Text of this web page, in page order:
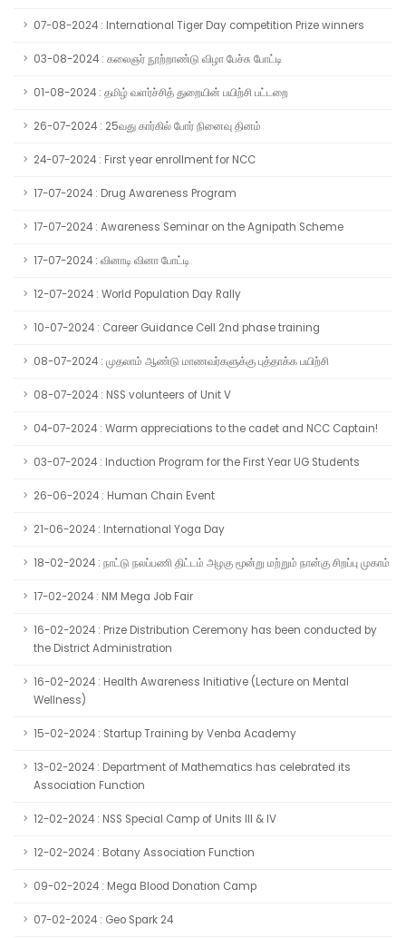
07-08-2024 : International Tiger Day competition Prize winners
03-08-2024 : கலைஞர் நூற்றாண்டு விழா பேச்சு போட்டி
01-08-2024 : தமிழ் வளர்ச்சித் துறையின் பயிற்சி பட்டறை
26-07-2024 : 25வது கார்கில் போர் நினைவு தினம்
24-07-2024 : First year enrollment for NCC
17-07-2024 : Drug Awareness Program
17-07-2024 : Awareness Seminar on the Agnipath Scheme
17-07-2024 : வினாடி வினா போட்டி
12-07-2024 : World Population Day Rally
10-07-2024 : Career Guidance Cell 2nd phase training
08-07-2024 : முதலாம் ஆண்டு மாணவர்களுக்கு புத்தாக்க பயிற்சி
08-07-2024 : NSS volunteers of Unit V
04-07-2024 : Warm appreciations to the cadet and NCC Captain!
03-07-2024 : Induction Program for the First Year UG Students
26-06-2024 : Human Chain Event
21-06-2024 : International Yoga Day
18-02-2024 : நாட்டு நலப்பணி திட்டம் அழகு மூன்று மற்றும் நான்கு சிறப்பு முகாம்
17-02-2024 : NM Mega Job Fair
16-02-2024 : Prize Distribution Ceremony has been conducted by
the District Administration
16-02-2024 : Health Awareness Initiative (Lecture on Mental
Wellness)
15-02-2024 : Startup Training by Venba Academy
13-02-2024 : Department of Mathematics has celebrated its
Association Function
12-02-2024 : NSS Special Camp of Units III & IV
12-02-2024 : Botany Association Function
09-02-2024 : Mega Blood Donation Camp
07-02-2024 : Geo Spark 24